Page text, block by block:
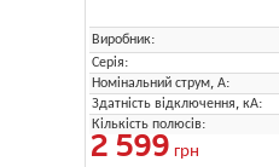
Виробник:
Серія:
Номінальний струм, А:
Здатність відключення, кА:
Кількість полюсів:
2 599 грн